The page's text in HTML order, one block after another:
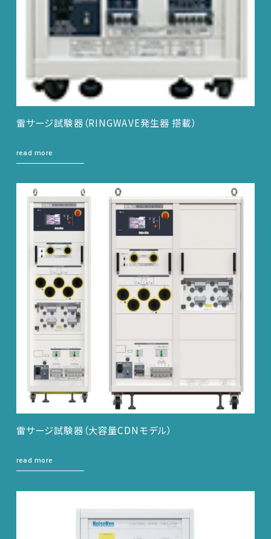
雷サージ試験器（RINGWAVE発生器 搭載）
read more
雷サージ試験器（大容量CDNモデル）
read more